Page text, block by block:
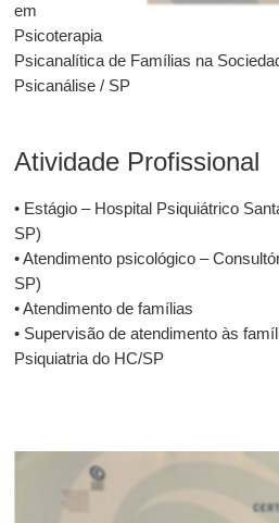
em
Psicoterapia
Psicanalítica de Famílias na
Psicanálise / SP
Atividade Profissional
• Estágio – Hospital Psiquiátrico
SP)
• Atendimento psicológico –
SP)
• Atendimento de famílias
• Supervisão de atendimento às
Psiquiatria do HC/SP